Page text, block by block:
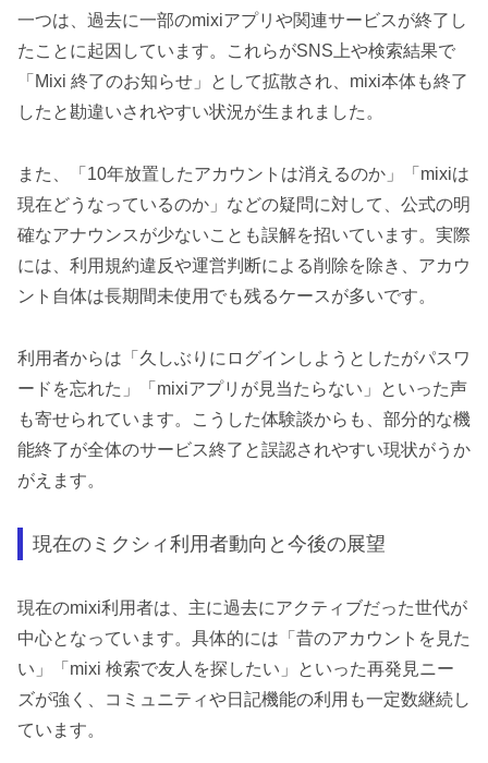
一つは、過去に一部のmixiアプリや関連サービスが終了し
たことに起因しています。これらがSNS上や検索結果で
「Mixi 終了のお知らせ」として拡散され、mixi本体も終了
したと勘違いされやすい状況が生まれました。
また、「10年放置したアカウントは消えるのか」「mixiは
現在どうなっているのか」などの疑問に対して、公式の明
確なアナウンスが少ないことも誤解を招いています。実際
には、利用規約違反や運営判断による削除を除き、アカウ
ント自体は長期間未使用でも残るケースが多いです。
利用者からは「久しぶりにログインしようとしたがパスワ
ードを忘れた」「mixiアプリが見当たらない」といった声
も寄せられています。こうした体験談からも、部分的な機
能終了が全体のサービス終了と誤認されやすい現状がうか
がえます。
現在のミクシィ利用者動向と今後の展望
現在のmixi利用者は、主に過去にアクティブだった世代が
中心となっています。具体的には「昔のアカウントを見た
い」「mixi 検索で友人を探したい」といった再発見ニー
ズが強く、コミュニティや日記機能の利用も一定数継続し
ています。